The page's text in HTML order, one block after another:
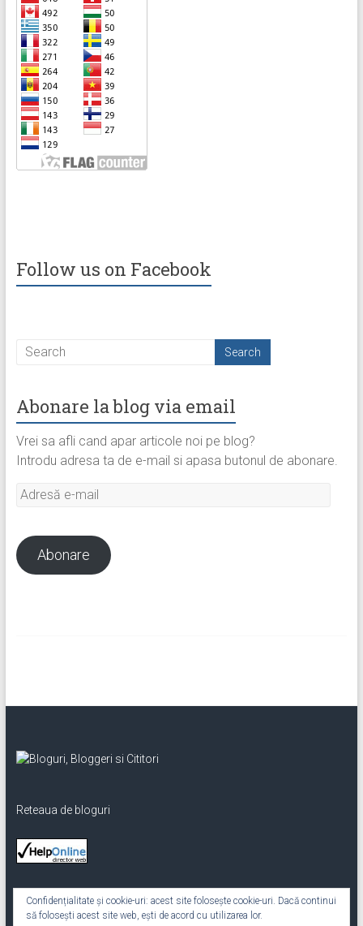
Follow us on Facebook
Abonare la blog via email
Vrei sa afli cand apar articole noi pe blog?
Introdu adresa ta de e-mail si apasa butonul de abonare.
Adresă
Abonare
Reteaua de bloguri
Confidențialitate și cookie-uri: acest site folosește cookie-uri. Dacă continui
să folosești acest site web, ești de acord cu utilizarea lor.